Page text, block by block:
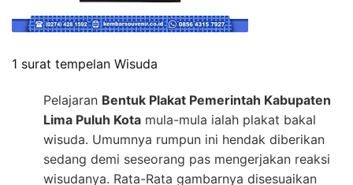
1 surat tempelan Wisuda
Pelajaran Bentuk Plakat Pemerintah Kabupaten
Lima Puluh Kota mula-mula ialah plakat bakal
wisuda. Umumnya rumpun ini hendak diberikan
sedang demi seseorang pas mengerjakan reaksi
wisudanya. Rata-Rata gambarnya disesuaikan